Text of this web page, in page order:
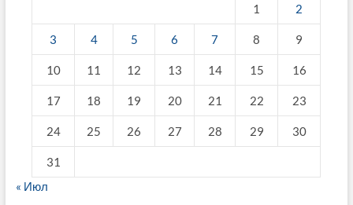
1 2
3 4 5 6 7 8 9
10 11 12 13 14 15 16
17 18 19 20 21 22 23
24 25 26 27 28 29 30
31
« Июл